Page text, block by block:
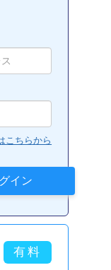
こちらから